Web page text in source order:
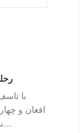
با
افغان و
نمود ( عبد الاحد مومند) داعی…